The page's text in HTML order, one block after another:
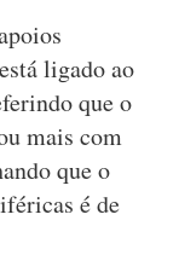
ligado ao
que o
mais com
que o
é de